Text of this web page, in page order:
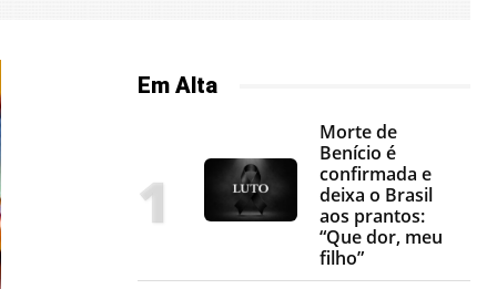
Em Alta
Morte de
Benício é
confirmada e
deixa o Brasil
aos prantos:
“Que dor, meu
filho”